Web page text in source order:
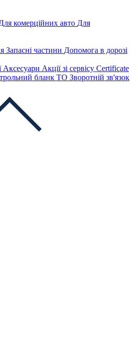
комерційних авто Для
Запасні частини Допомога в дорозі
Аксесуари Акції зі сервісу Certificate
бланк ТО Зворотній зв'язок